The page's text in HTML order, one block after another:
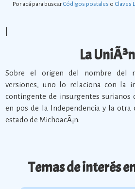
Por acá para buscarCódigos postales o Claves
La
Sobre el origen del nombre del
versiones, uno lo relaciona con la
contingente de insurgentes surianos
en pos de la Independencia y la otra
estado de MichoacÃ¡n.
Temas de interés